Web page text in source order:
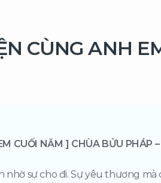
CÙNG ANH
CUỐI NĂM ] CHÙA BỬU PHÁP
nhờ sự cho đi. Sự yêu thương